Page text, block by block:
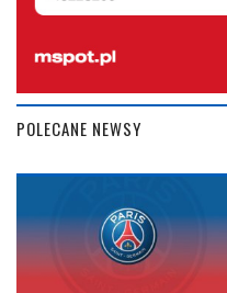
POLECANE NEWSY